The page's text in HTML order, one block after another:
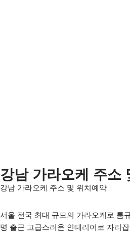
강남 가라오케 주소
강남 가라오케 주소 및 위치예약
서울 전국 최대 규모의 가라오케로 룸
명 출근 고급스러운 인테리어로 자리